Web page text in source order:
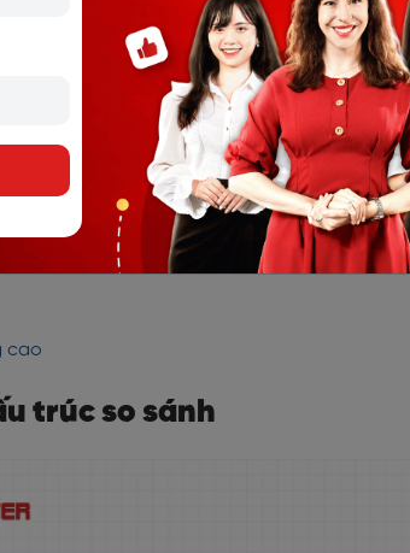
cho động từ.
giống như nhau.)
cao
trúc so sánh